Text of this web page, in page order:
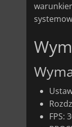
FPS: